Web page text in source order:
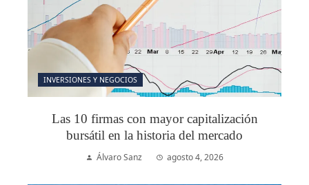
INVERSIONES Y NEGOCIOS
Las 10 firmas con mayor capitalización
bursátil en la historia del mercado
Álvaro Sanz agosto 4, 2026